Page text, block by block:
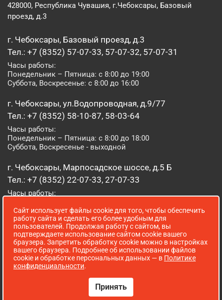
428000, Республика Чувашия, г.Чебоксары, Базовый
проезд, д.3
г. Чебоксары, Базовый проезд, д.3
Тел.: +7 (8352) 57-07-33, 57-07-32, 57-07-31
Часы работы:
Понедельник – Пятница: с 8:00 до 19:00
Суббота, Воскресенье: с 8:00 до 16:00
г. Чебоксары, ул.Водопроводная, д.9/77
Тел.: +7 (8352) 58-10-87, 58-03-64
Часы работы:
Понедельник – Пятница: с 8:00 до 18:00
Суббота, Воскресенье - выходной
г. Чебоксары, Марпосадское шоссе, д.5 Б
Тел.: +7 (8352) 22-07-33, 27-07-33
Часы работы:
Суббота, Воскресенье: с 8:00 до 16:00
г. Йошкар-Ола, ул. Луначарского, д. 52 А
Тел.: (8362) 41-07-31
Часы работы:
Понедельник – Пятница: с 8:00 до 18:00
Сопровождение сайта WebStroy
Сайт использует файлы cookie для того, чтобы обеспечить
работу сайта и сделать его более удобным для
пользователей. Продолжая работу с сайтом, вы
подтверждаете использование сайтом cookie вашего
браузера. Запретить обработку cookie можно в настройках
вашего браузера. Подробнее об использовании файлов
cookie и обработке персональных данных — в Политике
конфиденциальности.
Принять